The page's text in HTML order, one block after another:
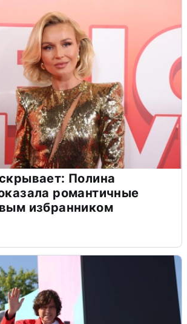
Полина
романтичные
избранником